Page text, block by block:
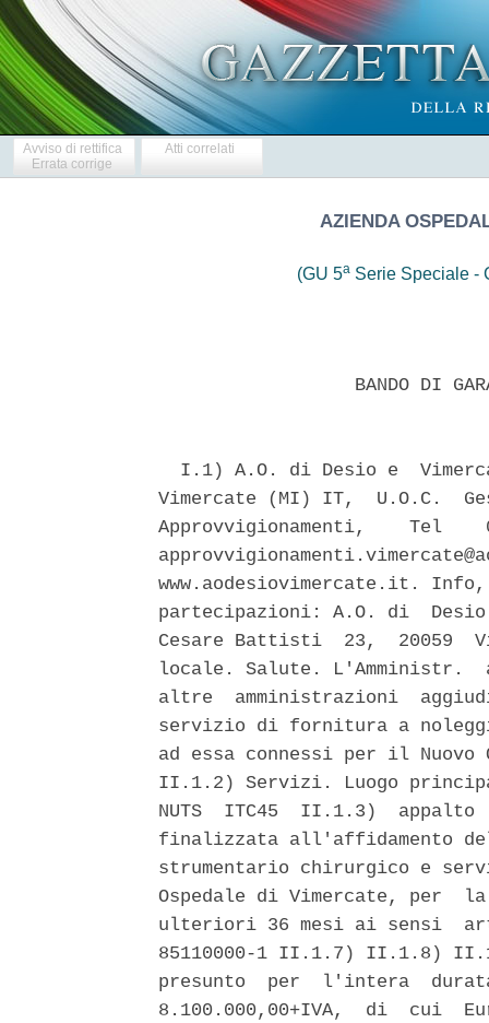
Avviso di rettifica
Errata corrige
Atti correlati
AZIENDA
(GU 5a Serie Speciale -
BANDO DI
I.1) A.O. di Desio e
Vimercate (MI) IT,  U.O.C.
Approvvigionamenti,    Tel
www.aodesiovimercate.it. Info,
partecipazioni: A.O. di
Cesare Battisti  23,  20059
locale. Salute. L'Amministr.
altre  amministrazioni
servizio di fornitura a
ad essa connessi per il Nuovo
II.1.2) Servizi. Luogo
NUTS  ITC45  II.1.3)
finalizzata all'affidamento
strumentario chirurgico e
Ospedale di Vimercate, per
ulteriori 36 mesi ai sensi
85110000-1 II.1.7) II.1.8)
presunto  per  l'intera
8.100.000,00+IVA,  di  cui